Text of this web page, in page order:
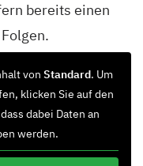
bereits einen
von Standard. Um
klicken Sie auf den
dabei Daten an
werden.